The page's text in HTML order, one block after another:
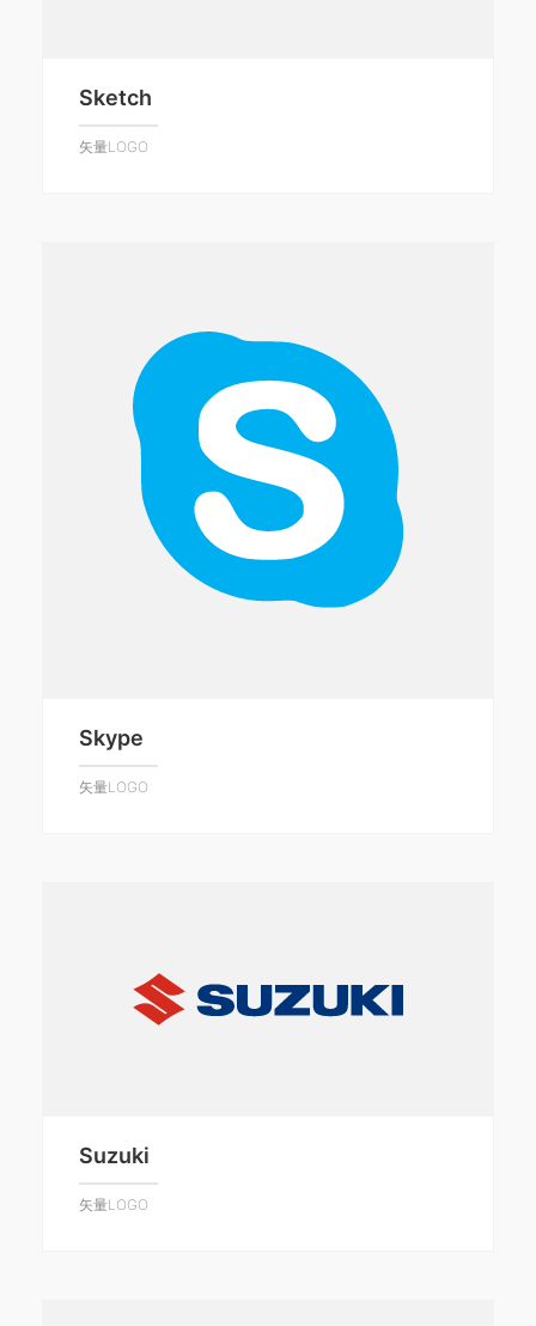
Sketch
矢量LOGO
Skype
矢量LOGO
Suzuki
矢量LOGO